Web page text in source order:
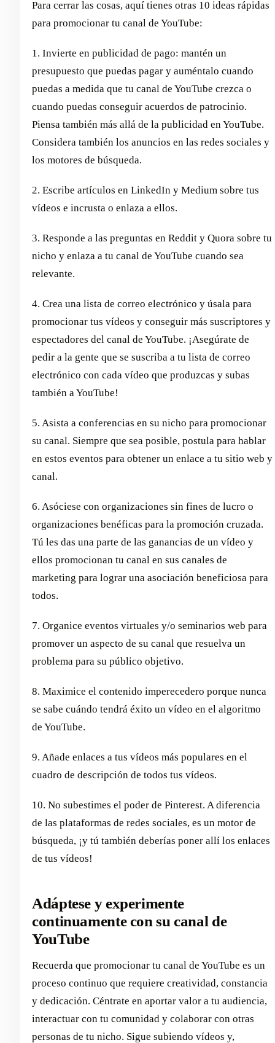
Para cerrar las cosas, aquí tienes otras 10 ideas rápidas
para promocionar tu canal de YouTube:
1. Invierte en publicidad de pago: mantén un
presupuesto que puedas pagar y auméntalo cuando
puedas a medida que tu canal de YouTube crezca o
cuando puedas conseguir acuerdos de patrocinio.
Piensa también más allá de la publicidad en YouTube.
Considera también los anuncios en las redes sociales y
los motores de búsqueda.
2. Escribe artículos en LinkedIn y Medium sobre tus
vídeos e incrusta o enlaza a ellos.
3. Responde a las preguntas en Reddit y Quora sobre tu
nicho y enlaza a tu canal de YouTube cuando sea
relevante.
4. Crea una lista de correo electrónico y úsala para
promocionar tus vídeos y conseguir más suscriptores y
espectadores del canal de YouTube. ¡Asegúrate de
pedir a la gente que se suscriba a tu lista de correo
electrónico con cada vídeo que produzcas y subas
también a YouTube!
5. Asista a conferencias en su nicho para promocionar
su canal. Siempre que sea posible, postula para hablar
en estos eventos para obtener un enlace a tu sitio web y
canal.
6. Asóciese con organizaciones sin fines de lucro o
organizaciones benéficas para la promoción cruzada.
Tú les das una parte de las ganancias de un vídeo y
ellos promocionan tu canal en sus canales de
marketing para lograr una asociación beneficiosa para
todos.
7. Organice eventos virtuales y/o seminarios web para
promover un aspecto de su canal que resuelva un
problema para su público objetivo.
8. Maximice el contenido imperecedero porque nunca
se sabe cuándo tendrá éxito un vídeo en el algoritmo
de YouTube.
9. Añade enlaces a tus vídeos más populares en el
cuadro de descripción de todos tus vídeos.
10. No subestimes el poder de Pinterest. A diferencia
de las plataformas de redes sociales, es un motor de
búsqueda, ¡y tú también deberías poner allí los enlaces
de tus vídeos!
Adáptese y experimente
continuamente con su canal de
YouTube
Recuerda que promocionar tu canal de YouTube es un
proceso continuo que requiere creatividad, constancia
y dedicación. Céntrate en aportar valor a tu audiencia,
interactuar con tu comunidad y colaborar con otras
personas de tu nicho. Sigue subiendo vídeos y,